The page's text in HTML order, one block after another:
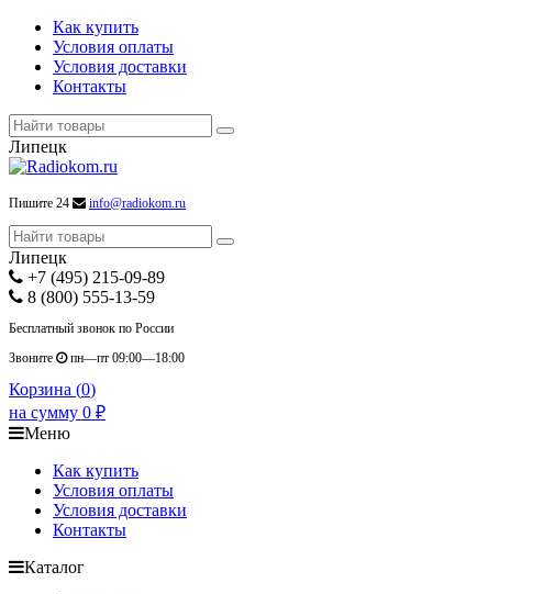
Как купить
Условия оплаты
Условия доставки
Контакты
Липецк
Пишите 24 info@radiokom.ru
Липецк
+7 (495) 215-09-89
8 (800) 555-13-59
Бесплатный звонок по России
Звоните
пн—пт 09:00—18:00
Корзина (0)
на сумму 0 ₽
Меню
Как купить
Условия оплаты
Условия доставки
Контакты
Каталог